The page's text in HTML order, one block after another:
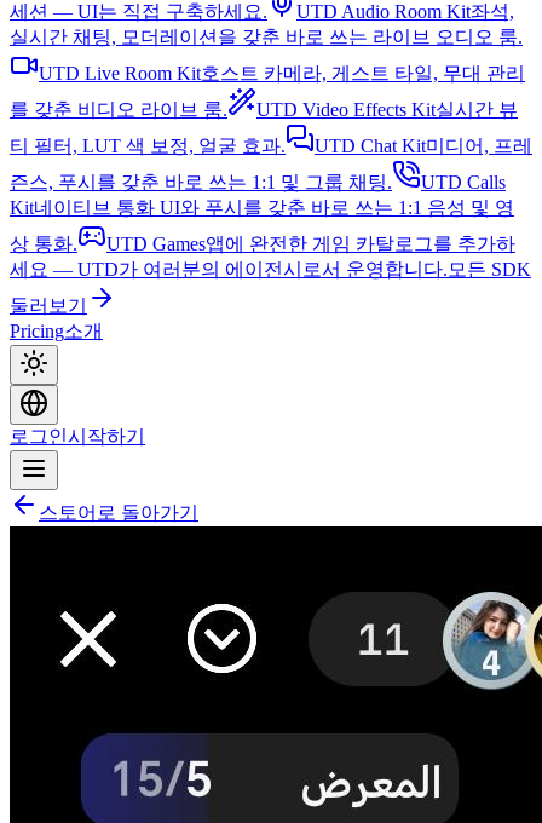
세션 — UI는 직접 구축하세요.
UTD Audio Room Kit좌석,
실시간 채팅, 모더레이션을 갖춘 바로 쓰는 라이브 오디오 룸.
UTD Live Room Kit호스트 카메라, 게스트 타일, 무대 관리
를 갖춘 비디오 라이브 룸.
UTD Video Effects Kit실시간 뷰
티 필터, LUT 색 보정, 얼굴 효과.
UTD Chat Kit미디어, 프레
즌스, 푸시를 갖춘 바로 쓰는 1:1 및 그룹 채팅.
UTD Calls
Kit네이티브 통화 UI와 푸시를 갖춘 바로 쓰는 1:1 음성 및 영
상 통화.
UTD Games앱에 완전한 게임 카탈로그를 추가하
세요 — UTD가 여러분의 에이전시로서 운영합니다. 모든 SDK
둘러보기
Pricing소개
로그인시작하기
스토어로 돌아가기